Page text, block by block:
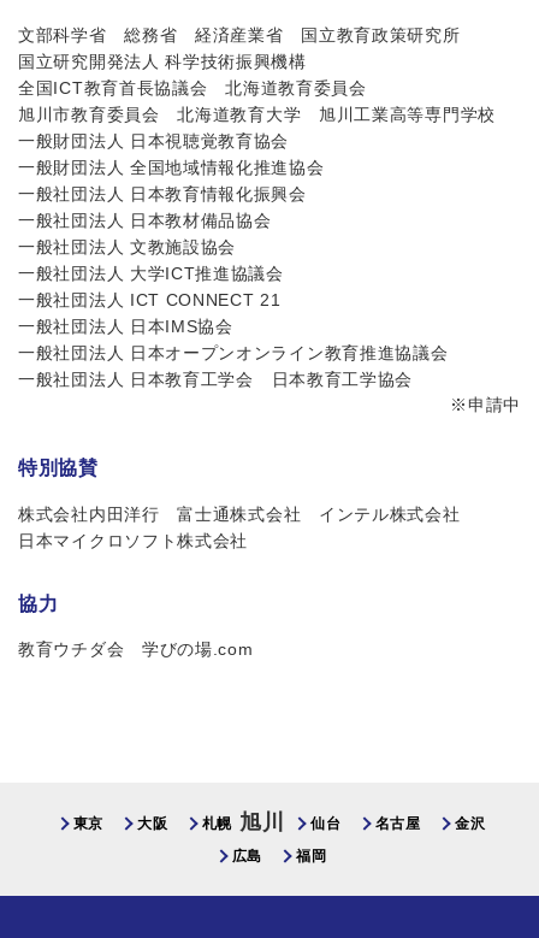
文部科学省総務省経済産業省
国立教育政策研究所
国立研究開発法人 科学技術振興機構
全国ICT教育首長協議会北海道教育委員会
旭川市教育委員会北海道教育大学 旭川工業高等専門学校
一般財団法人 日本視聴覚教育協会
一般財団法人 全国地域情報化推進協会
一般社団法人 日本教育情報化振興会
一般社団法人 日本教材備品協会
一般社団法人 文教施設協会
一般社団法人 大学ICT推進協議会
一般社団法人 ICT CONNECT 21
一般社団法人 日本IMS協会
一般社団法人 日本オープンオンライン教育推進協議会
一般社団法人 日本教育工学会
日本教育工学協会
※申請中
特別協賛
株式会社内田洋行富士通株式会社 インテル株式会社
日本マイクロソフト株式会社
協力
教育ウチダ会 学びの場.com
東京 大阪 札幌 旭川 仙台 名古屋
金沢
広島
福岡